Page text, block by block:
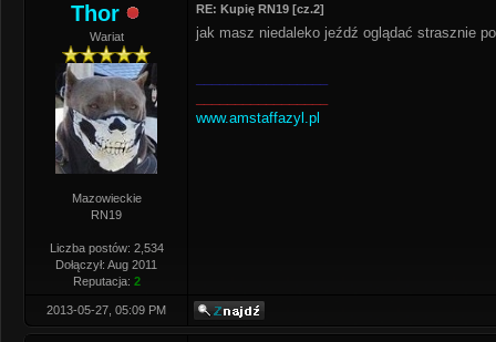
Thor
Wariat
Mazowieckie
RN19
Liczba postów: 2,534
Dołączył: Aug 2011
Reputacja: 2
RE: Kupię RN19 [cz.2]
jak masz niedaleko jeźdź oglądać strasznie
www.amstaffazyl.pl
2013-05-27, 05:09 PM